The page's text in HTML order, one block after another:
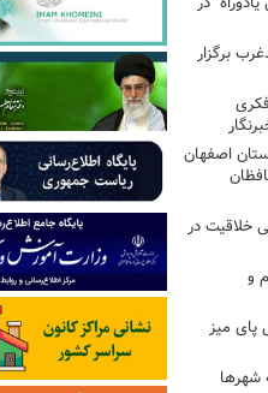
برگزار
اصفهان
خلاقیت در
و
پای میز
شهرها